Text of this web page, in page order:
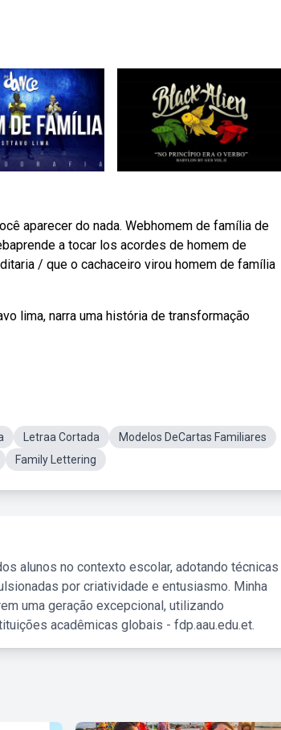
aparecer do nada. Webhomem de família de
a tocar los acordes de homem de
/ que o cachaceiro virou homem de família
lima, narra uma história de transformação
Letraa Cortada
Modelos DeCartas Familiares
Family Lettering
alunos no contexto escolar, adotando técnicas
por criatividade e entusiasmo. Minha
uma geração excepcional, utilizando
acadêmicas globais - fdp.aau.edu.et.